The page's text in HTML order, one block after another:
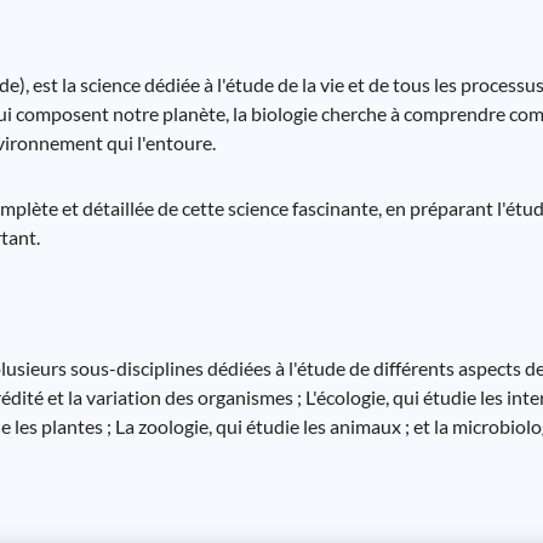
est la science dédiée à l'étude de la vie et de tous les
notre planète, la biologie cherche à comprendre
qui l'entoure.
et détaillée de cette science fascinante, en préparant
sous-disciplines dédiées à l'étude de différents aspects
et la variation des organismes ; L'écologie, qui étudie les
plantes ; La zoologie, qui étudie les animaux ; et la